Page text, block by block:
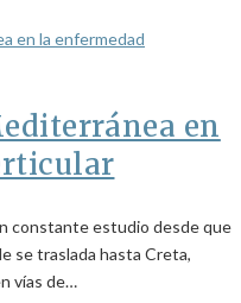
en
constante estudio desde que
se traslada hasta Creta,
vías de…